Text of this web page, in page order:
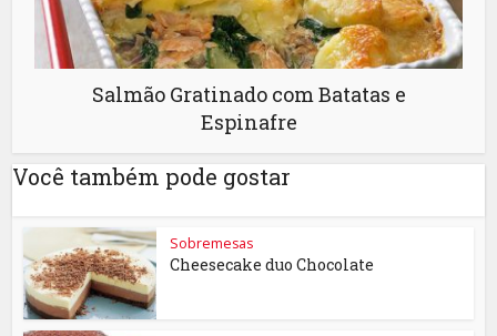
Salmão Gratinado com Batatas e
Espinafre
Você também pode gostar
Sobremesas
Cheesecake duo Chocolate